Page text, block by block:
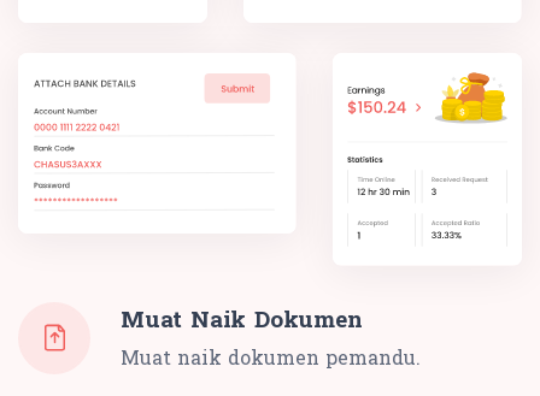
Muat Naik Dokumen
Muat naik dokumen pemandu.